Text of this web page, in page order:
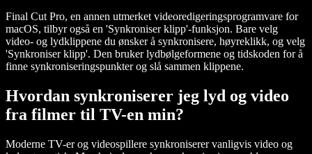
Final Cut Pro, en annen utmerket videoredigeringsprogramvare for
macOS, tilbyr også en 'Synkroniser klipp'-funksjon. Bare velg
video- og lydklippene du ønsker å synkronisere, høyreklikk, og velg
'Synkroniser klipp'. Den bruker lydbølgeformene og tidskoden for å
finne synkroniseringspunkter og slå sammen klippene.
Hvordan synkroniserer jeg lyd og video
fra filmer til TV-en min?
Moderne TV-er og videospillere synkroniserer vanligvis video og